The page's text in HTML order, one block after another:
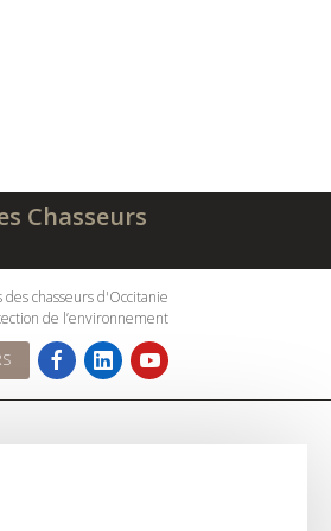
Chasseurs
des chasseurs d'Occitanie
de l’environnement